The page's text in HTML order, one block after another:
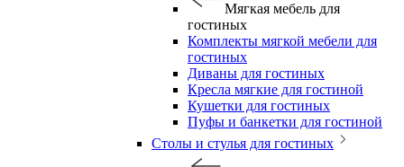
Мягкая мебель для
гостиных
Комплекты мягкой мебели для
гостиных
Диваны для гостиных
Кресла мягкие для гостиной
Кушетки для гостиных
Пуфы и банкетки для гостиной
Столы и стулья для гостиных